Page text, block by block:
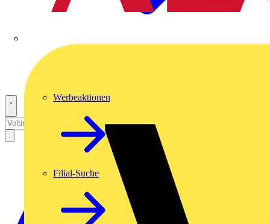
Werbeaktionen
Filial-Suche